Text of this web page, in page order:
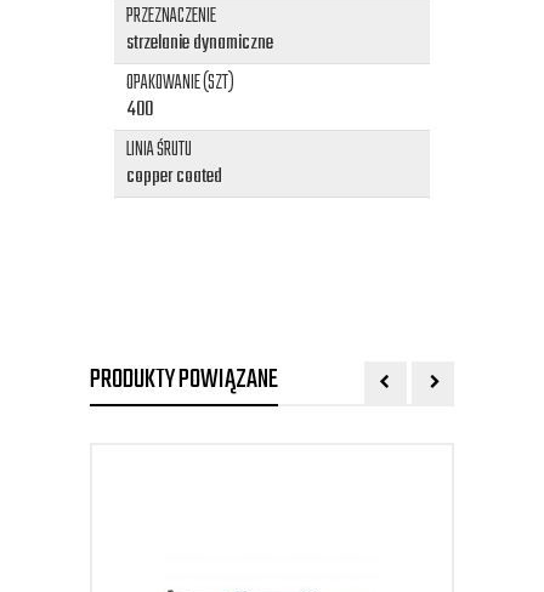
PRZEZNACZENIE
strzelanie dynamiczne
OPAKOWANIE (SZT)
400
LINIA ŚRUTU
copper coated
PRODUKTY POWIĄZANE